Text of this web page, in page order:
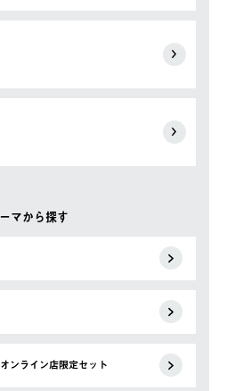
マから探す
ンライン店限定セット